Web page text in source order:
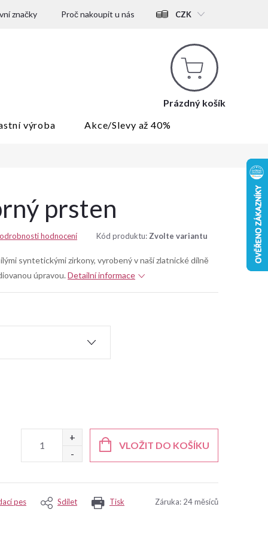
značky Proč nakoupit u nás CZK
Nákupní
košík
Prázdný košík
výroba
Akce/Slevy až 40%
prsten
hodnocení Kód produktu: Zvolte variantu
syntetickými zirkony, vyrobený v naší zlatnické dílně
úpravou. Detailní informace
VLOŽIT DO KOŠÍKU
Tisk
pes Sdílet Záruka: 24 měsíců